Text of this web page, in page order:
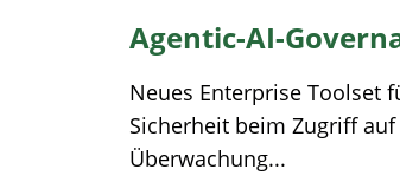
Agentic-AI-
Neues Enterprise Toolset
Sicherheit beim Zugriff
Überwachung...